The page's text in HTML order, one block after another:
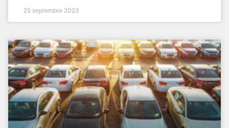
25 septembre 2023